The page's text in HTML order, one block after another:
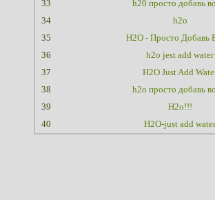
33
h20 просто добавь
34
h2o
35
H2O - Просто Добавь
36
h2o jest add water
37
H2O Just Add
38
h2o просто добавь
39
H2o!!!
40
H2O-just add water